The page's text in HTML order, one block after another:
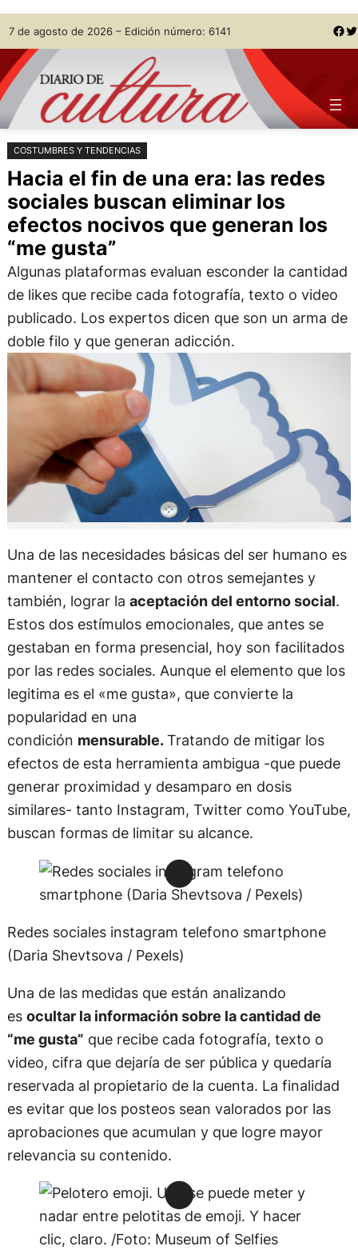
Saltar
al
contenido
Skip
to
content
7 de agosto de 2026 – Edición número: 6141 Facebook Twitter
COSTUMBRES Y TENDENCIAS
Hacia el fin de una era: las redes
sociales buscan eliminar los
efectos nocivos que generan los
“me gusta”
Algunas plataformas evaluan esconder la cantidad
de likes que recibe cada fotografía, texto o video
publicado. Los expertos dicen que son un arma de
doble filo y que generan adicción.
Una de las necesidades básicas del ser humano es
mantener el contacto con otros semejantes y
también, lograr la aceptación del entorno social.
Estos dos estímulos emocionales, que antes se
gestaban en forma presencial, hoy son facilitados
por las redes sociales. Aunque el elemento que los
legitima es el «me gusta», que convierte la
popularidad en una
condición mensurable.Tratando de mitigar los
efectos de esta herramienta ambigua -que puede
generar proximidad y desamparo en dosis
similares- tanto Instagram, Twitter como YouTube,
buscan formas de limitar su alcance.
Redes sociales instagram telefono smartphone
(Daria Shevtsova / Pexels)
Una de las medidas que están analizando
es ocultar la información sobre la cantidad de
“me gusta” que recibe cada fotografía, texto o
video, cifra que dejaría de ser pública y quedaría
reservada al propietario de la cuenta. La finalidad
es evitar que los posteos sean valorados por las
aprobaciones que acumulan y que logre mayor
relevancia su contenido.